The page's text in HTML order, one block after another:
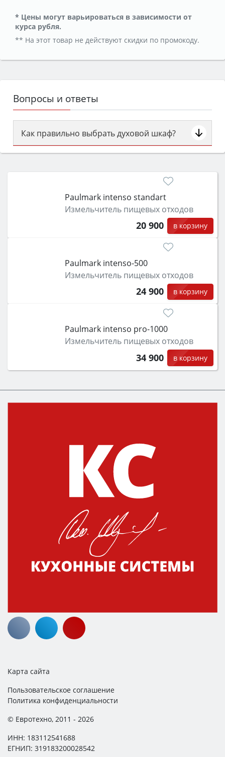
* Цены могут варьироваться в зависимости от
курса рубля.
** На этот товар не действуют скидки по промокоду.
Вопросы и ответы
Как правильно выбрать духовой шкаф?
Сначала определитесь с типом (газовый или
затем смотрите на объём 50–70 л для семьи,
функции (конвекция, гриль, самоочистка,
защита от детей).
Paulmark intenso standart
Измельчитель пищевых отходов
20 900 в корзину
Paulmark intenso-500
Измельчитель пищевых отходов
24 900 в корзину
Paulmark intenso pro-1000
Измельчитель пищевых отходов
34 900 в корзину
Карта сайта
Пользовательское соглашение
Политика конфиденциальности
© Евротехно, 2011 - 2026
ИНН: 183112541688
ЕГНИП: 319183200028542